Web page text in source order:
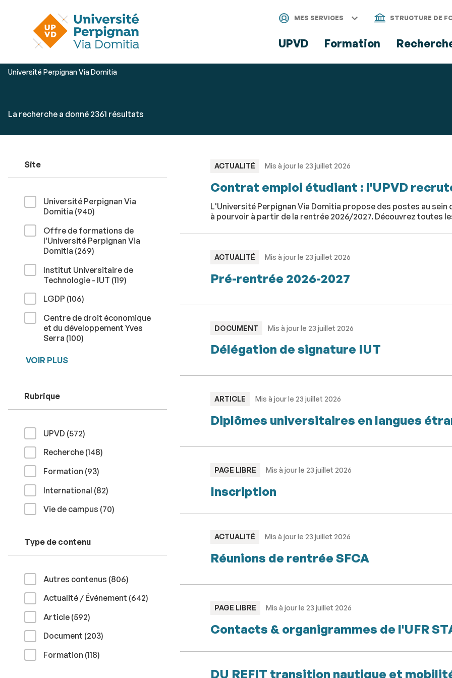
au
directs
MES SERVICES STRUCTURE DE
UPVD Formation
Vous
Université Perpignan Via Domitia
par
clés
La recherche a donné 2361 résultats
résultats
Site
Université Perpignan Via
Domitia (940résultats
)
Offre de formations de
l'Université Perpignan Via
Domitia (269résultats
)
Institut Universitaire de
Technologie - IUT (119résultats
)
LGDP (106résultats
)
Centre de droit économique
et du développement Yves
Serra (100résultats
)
VOIR PLUS
Rubrique
UPVD (572résultats
)
Recherche (148résultats
)
Formation (93résultats
)
International (82résultats
)
Vie de campus (70résultats
)
Type de contenu
Autres contenus (806résultats
)
Actualité / Événement (642résultats
)
Article (592résultats
)
Document (203résultats
)
Formation (118résultats
)
TYPE
ACTUALITÉ Mis à jour le 23 juillet 2026
Contrat emploi étudiant : l'UPVD
L'Université Perpignan Via Domitia propose des postes au
à pourvoir à partir de la rentrée 2026/2027. Découvrez toutes
TYPE
ACTUALITÉ Mis à jour le 23 juillet 2026
Pré-rentrée 2026-2027
TYPE
DOCUMENT Mis à jour le 23 juillet 2026
Délégation de signature IUT
TYPE
ARTICLE Mis à jour le 23 juillet 2026
Diplômes universitaires en langues
TYPE
PAGE LIBRE Mis à jour le 23 juillet 2026
Inscription
TYPE
ACTUALITÉ Mis à jour le 23 juillet 2026
Réunions de rentrée SFCA
TYPE
PAGE LIBRE Mis à jour le 23 juillet 2026
Contacts & organigrammes de l'UFR
DU REFIT transition nautique et